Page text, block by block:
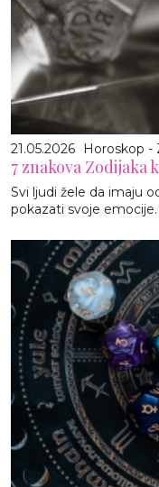
21.05.2026 Horoskop -
7 znakova Zodijaka
Svi ljudi žele da imaju
pokazati svoje emocije.